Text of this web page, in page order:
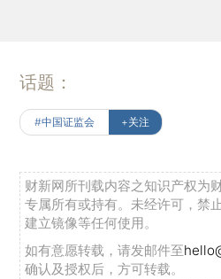
话题：
#中国证监会 +关注
财新网所刊载内容之知识产权为
专属所有或持有。未经许可，禁
建立镜像等任何使用。
如有意愿转载，请发邮件至
确认及授权后，方可转载。